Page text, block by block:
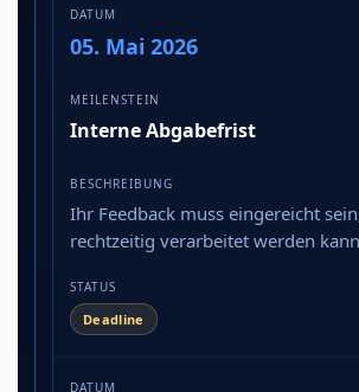
05. Mai 2026
Interne Abgabefrist
Ihr Feedback muss eingereicht
rechtzeitig verarbeitet werden
Deadline